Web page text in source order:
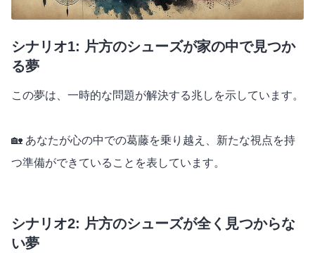
シナリオ1: 片方のシューズが家の中で見つか
る夢
この夢は、一時的な問題が解決する兆しを示しています。
🏡 あなたが心の中での葛藤を乗り越え、新たな視点を持
つ準備ができていることを表しています。
シナリオ2: 片方のシューズが全く見つからな
い夢